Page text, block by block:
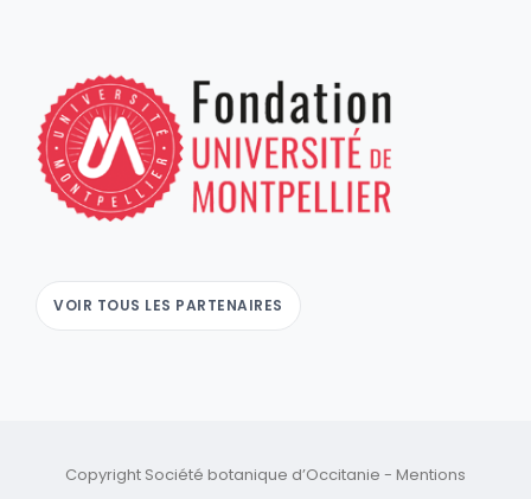
VOIR TOUS LES PARTENAIRES
Copyright Société botanique d’Occitanie - Mentions